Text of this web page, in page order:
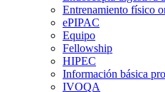
Entrenamiento físico
ePIPAC
Equipo
Fellowship
HIPEC
Información básica
IVOQA